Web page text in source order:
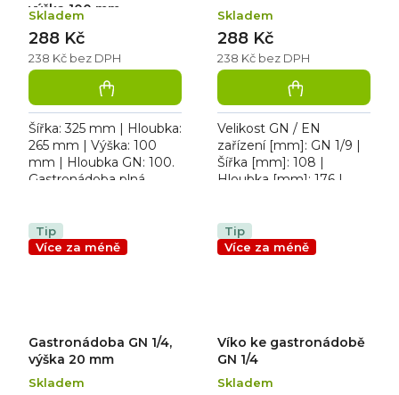
výška 100 mm
Skladem
238 Kč bez DPH
288 Kč
Šířka: 325 mm | Hloubka:
265 mm | Výška: 100
mm | Hloubka GN: 100.
Gastronádoba plná
Skladem
238 Kč bez DPH
288 Kč
Velikost GN / EN
zařízení [mm]: GN 1/9 |
Šířka [mm]: 108 |
Hloubka [mm]: 176 |
Tip
Více za méně
Gastronádoba GN 1/4,
výška 20 mm
Skladem
Tip
Více za méně
Víko ke gastronádobě
GN 1/4
Skladem